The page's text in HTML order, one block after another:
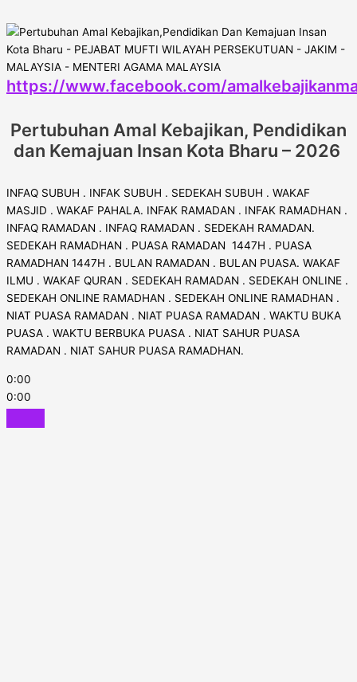
https://www.facebook.com/
Pertubuhan Amal Kebajikan, Pendidikan
dan Kemajuan Insan Kota Bharu – 2026
INFAQ SUBUH . INFAK SUBUH . SEDEKAH SUBUH . WAKAF
MASJID . WAKAF PAHALA. INFAK RAMADAN . INFAK RAMADHAN .
INFAQ RAMADAN . INFAQ RAMADAN . SEDEKAH RAMADAN.
SEDEKAH RAMADHAN . PUASA RAMADAN 1447H . PUASA
RAMADHAN 1447H . BULAN RAMADAN . BULAN PUASA. WAKAF
ILMU . WAKAF QURAN . SEDEKAH RAMADAN . SEDEKAH ONLINE .
SEDEKAH ONLINE RAMADHAN . SEDEKAH ONLINE RAMADHAN .
NIAT PUASA RAMADAN . NIAT PUASA RAMADAN . WAKTU BUKA
PUASA . WAKTU BERBUKA PUASA . NIAT SAHUR PUASA
RAMADAN . NIAT SAHUR PUASA RAMADHAN.
0:00
0:00